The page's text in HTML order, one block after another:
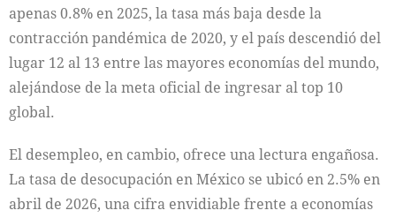
apenas 0.8% en 2025, la tasa más baja desde la
contracción pandémica de 2020, y el país descendió del
lugar 12 al 13 entre las mayores economías del mundo,
alejándose de la meta oficial de ingresar al top 10
global.
El desempleo, en cambio, ofrece una lectura engañosa.
La tasa de desocupación en México se ubicó en 2.5% en
abril de 2026, una cifra envidiable frente a economías